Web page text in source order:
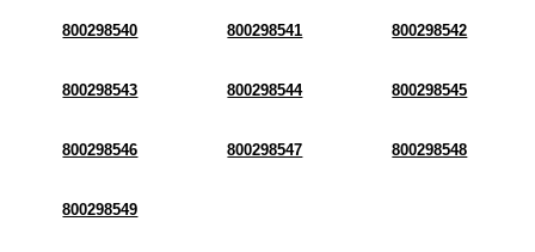
800298540 800298541 800298542
800298543 800298544 800298545
800298546 800298547 800298548
800298549